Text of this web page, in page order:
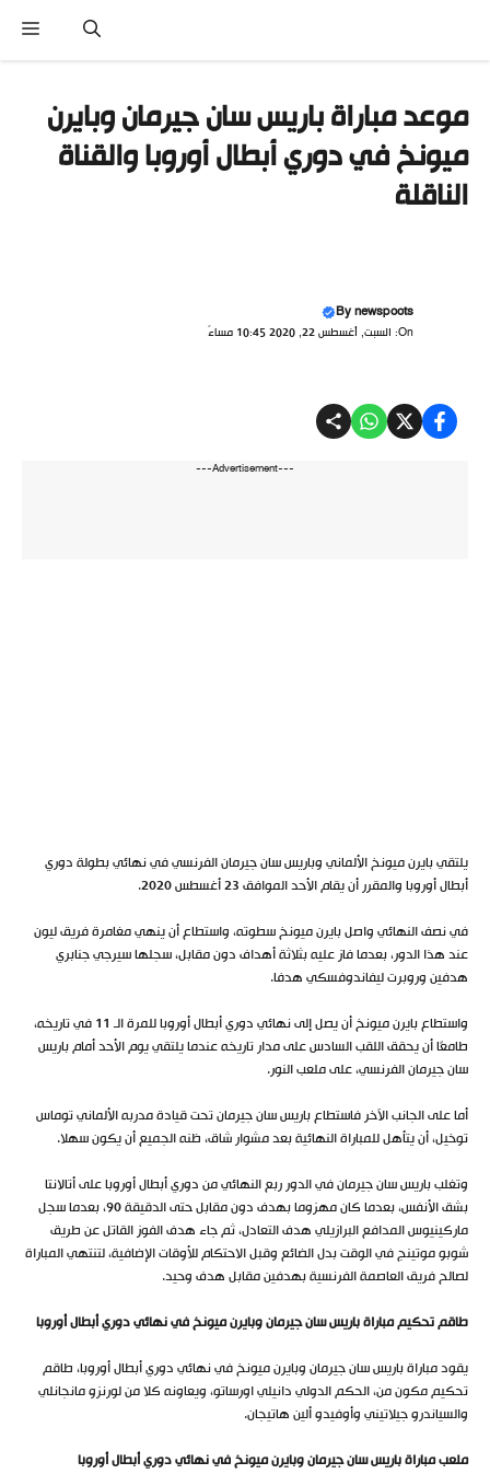
موعد مباراة باريس سان جيرمان وبايرن
ميونخ في دوري أبطال أوروبا والقناة
الناقلة
Bynewspoots
On: السبت, أغسطس 22, 2020 10:45 مساءً
---Advertisement---
يلتقي بايرن ميونخ الألماني وباريس سان جيرمان الفرنسي في نهائي بطولة دوري
أبطال أوروبا والمقرر أن يقام الأحد الموافق 23 أغسطس 2020.
في نصف النهائي واصل بايرن ميونخ سطوته، واستطاع أن ينهي مغامرة فريق ليون
عند هذا الدور، بعدما فاز عليه بثلاثة أهداف دون مقابل، سجلها سيرجي جنابري
هدفين وروبرت ليفاندوفسكي هدفا.
واستطاع بايرن ميونخ أن يصل إلى نهائي دوري أبطال أوروبا للمرة الـ 11 في تاريخه،
طامعًا أن يحقق اللقب السادس على مدار تاريخه عندما يلتقي يوم الأحد أمام باريس
سان جيرمان الفرنسي، على ملعب النور.
أما على الجانب الآخر فاستطاع باريس سان جيرمان تحت قيادة مدربه الألماني توماس
توخيل، أن يتأهل للمباراة النهائية بعد مشوار شاق، ظنه الجميع أن يكون سهلا.
وتغلب باريس سان جيرمان في الدور ربع النهائي من دوري أبطال أوروبا على أتالانتا
بشق الأنفس، بعدما كان مهزوما بهدف دون مقابل حتى الدقيقة 90، بعدما سجل
ماركينيوس المدافع البرازيلي هدف التعادل، ثم جاء هدف الفوز القاتل عن طريق
شوبو موتينج في الوقت بدل الضائع وقبل الاحتكام للأوقات الإضافية، لتنتهي المباراة
لصالح فريق العاصمة الفرنسية بهدفين مقابل هدف وحيد.
طاقم تحكيم مباراة باريس سان جيرمان وبايرن ميونخ في نهائي دوري أبطال أوروبا
يقود مباراة باريس سان جيرمان وبايرن ميونخ في نهائي دوري أبطال أوروبا، طاقم
تحكيم مكون من، الحكم الدولي دانيلي اورساتو، ويعاونه كلا من لورنزو مانجانلي
والسياندرو جيلاتيني وأوفيدو ألين هاتيجان.
ملعب مباراة باريس سان جيرمان وبايرن ميونخ في نهائي دوري أبطال أوروبا